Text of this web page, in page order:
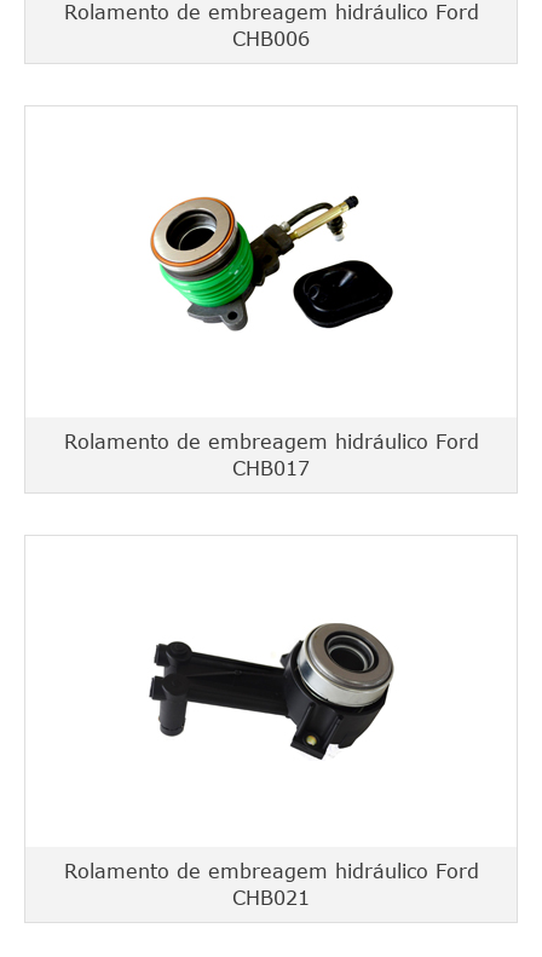
Rolamento de embreagem hidráulico Ford
CHB006
Rolamento de embreagem hidráulico Ford
CHB017
Rolamento de embreagem hidráulico Ford
CHB021